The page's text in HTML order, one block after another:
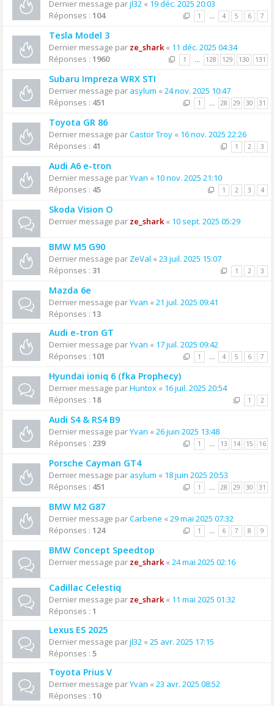
Dernier message parjl32 « 19 déc. 2025 20:03
Réponses : 104 1 … 4 5 6 7
Tesla Model 3
Dernier message par ze_shark« 11 déc. 2025 04:34
Réponses : 1960 1 … 128 129 130 131
Subaru Impreza WRX STI
Dernier message par asylum « 24 nov. 2025 10:47
Réponses : 451 1 … 28 29 30 31
Toyota GR 86
Dernier message parCastor Troy « 16 nov. 2025 22:26
Réponses : 41 1 2 3
Audi A6 e-tron
Dernier message parYvan « 10 nov. 2025 21:10
Réponses : 45 1 2 3 4
Skoda Vision O
Dernier message par ze_shark« 10 sept. 2025 05:29
BMW M5 G90
Dernier message par ZeVal « 23 juil. 2025 15:07
Réponses : 31 1 2 3
Mazda 6e
Dernier message parYvan « 21 juil. 2025 09:41
Réponses : 13
Audi e-tron GT
Dernier message parYvan « 17 juil. 2025 09:42
Réponses : 101 1 … 4 5 6 7
Hyundai ioniq 6 (fka Prophecy)
Dernier message parHuntox « 16 juil. 2025 20:54
Réponses : 18 1 2
Audi S4 & RS4 B9
Dernier message parYvan « 26 juin 2025 13:48
Réponses : 239 1 … 13 14 15 16
Porsche Cayman GT4
Dernier message par asylum « 18 juin 2025 20:53
Réponses : 451 1 … 28 29 30 31
BMW M2 G87
Dernier message parCarbene « 29 mai 2025 07:32
Réponses : 124 1 … 6 7 8 9
BMW Concept Speedtop
Dernier message par ze_shark« 24 mai 2025 02:16
Cadillac Celestiq
Dernier message par ze_shark« 11 mai 2025 01:32
Réponses : 1
Lexus ES 2025
Dernier message parjl32 « 25 avr. 2025 17:15
Réponses : 5
Toyota Prius V
Dernier message parYvan « 23 avr. 2025 08:52
Réponses : 10